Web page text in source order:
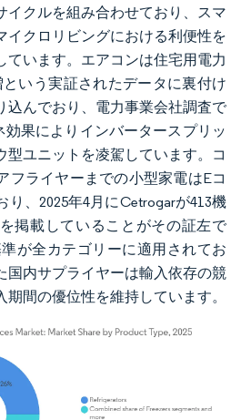
イクルを組み合わせており、スマ
イクロリビングにおける利便性を
ています。エアコンは住宅用電力
いう実証されたデータに裏付け
込んでおり、電力事業会社調査で
効果によりインバータースプリッ
型ユニットを凌駕しています。コ
フライヤーまでの小型家電はEコ
り、2025年4月にCetrogarが413機
掲載していることがその証左で
が全カテゴリーに適用されてお
国内サプライヤーは輸入依存の競
間の優位性を維持しています。